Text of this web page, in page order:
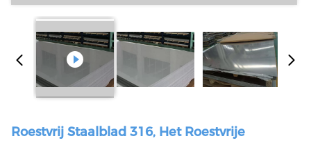
Roestvrij Staalblad 316, Het Roestvrije